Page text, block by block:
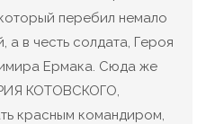
перебил немало
а в честь солдата, Героя
Ермака. Сюда же
КОТОВСКОГО,
красным командиром,